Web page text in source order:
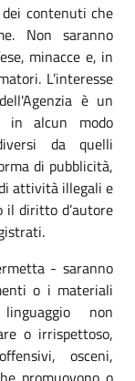
contenuti che
Non saranno
minacce e, in
L’interesse
è un
in alcun modo
da quelli
di pubblicità,
attività illegali e
il diritto d’autore
- saranno
o i materiali
non
o irrispettoso,
osceni,